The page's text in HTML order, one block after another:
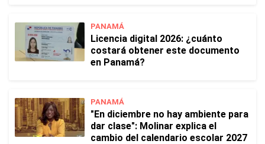
PANAMÁ
Licencia digital 2026: ¿cuánto
costará obtener este documento
en Panamá?
PANAMÁ
"En diciembre no hay ambiente para
dar clase": Molinar explica el
cambio del calendario escolar 2027